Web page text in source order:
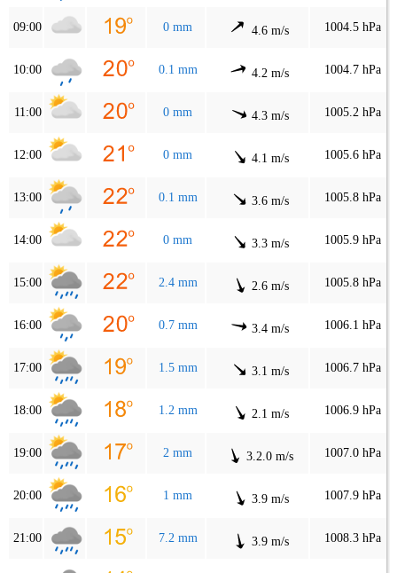
09:00 0 mm 4.6 m/s 1004.5 hPa
10:00 0.1 mm 4.2 m/s 1004.7 hPa
11:00 0 mm 4.3 m/s 1005.2 hPa
12:00 0 mm 4.1 m/s 1005.6 hPa
13:00 0.1 mm 3.6 m/s 1005.8 hPa
14:00 0 mm 3.3 m/s 1005.9 hPa
15:00 2.4 mm 2.6 m/s 1005.8 hPa
16:00 0.7 mm 3.4 m/s 1006.1 hPa
17:00 1.5 mm 3.1 m/s 1006.7 hPa
18:00 1.2 mm 2.1 m/s 1006.9 hPa
19:00 2 mm 3.2.0 m/s 1007.0 hPa
20:00 1 mm 3.9 m/s 1007.9 hPa
21:00 7.2 mm 3.9 m/s 1008.3 hPa